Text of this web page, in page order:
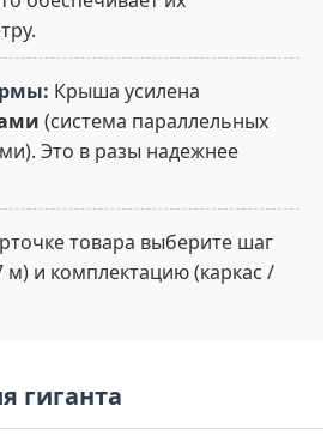
Крыша усилена
(система параллельных
Это в разы надежнее
товара выберите шаг
м) и комплектацию (каркас /
гиганта